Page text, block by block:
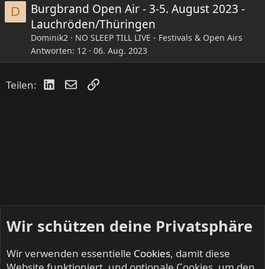
D
Burgbrand Open Air - 3-5. August 2023 -
Lauchröden/Thüringen
Dominik2
NO SLEEP TILL LIVE - Festivals & Open Airs
Antworten 12 06. Aug. 2023
Teilen: LinkedIn
E-MailLink
Wir schützen deine Privatsphäre
Wir verwenden essentielle Cookies, damit diese